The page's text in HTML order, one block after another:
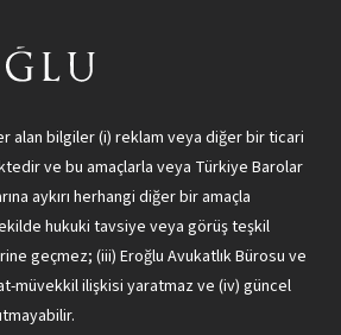
alan bilgiler (i) reklam veya diğer bir ticari
ve bu amaçlarla veya Türkiye Barolar
aykırı herhangi diğer bir amaçla
hukuki tavsiye veya görüş teşkil
geçmez; (iii) Eroğlu Avukatlık Bürosu ve
müvekkil ilişkisi yaratmaz ve (iv) güncel